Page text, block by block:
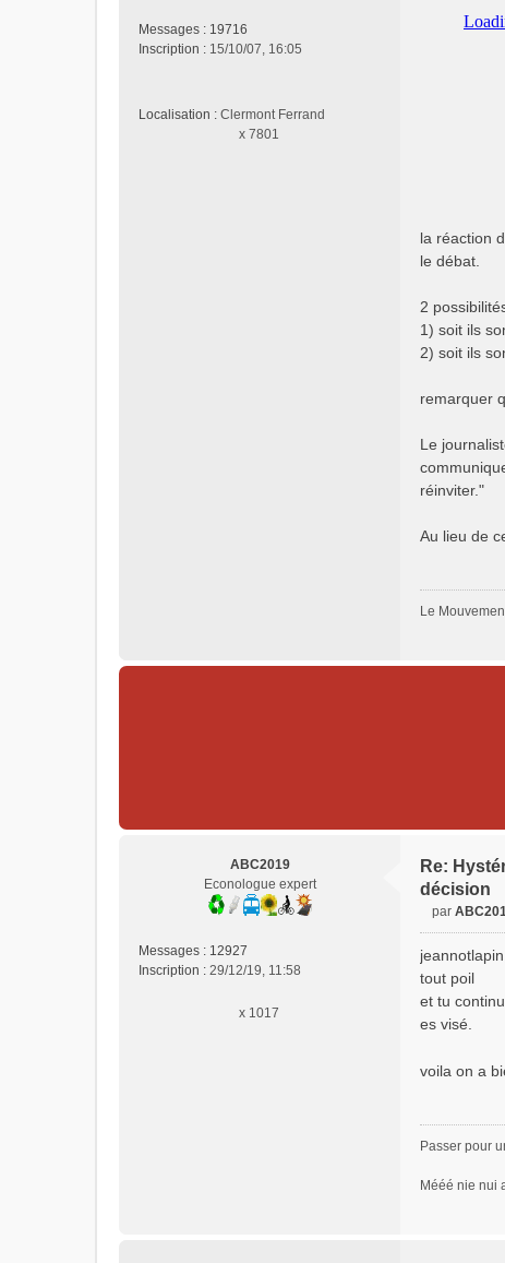
Messages : 19716
Inscription : 15/10/07, 16:05
Localisation : Clermont Ferrand
x 7801
la réaction
le débat.
2
1) soit ils
2) soit ils
remarquer
Le
réinviter."
Au lieu de
Le
ABC2019
Econologue expert
Messages : 12927
Inscription : 29/12/19, 11:58
x 1017
Re:
décision
s
s
a
g
n
l
u
par
tout poil
et tu
es visé.
voila on a
Passer pour
Mééé nie nui